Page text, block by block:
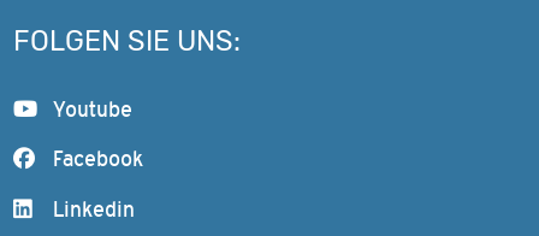
FOLGEN SIE UNS:
Youtube
Facebook
Linkedin